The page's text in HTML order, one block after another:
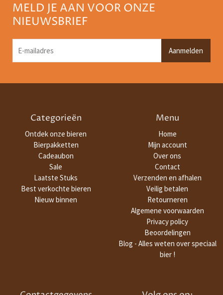
MELD JE AAN VOOR ONZE
NIEUWSBRIEF
Aanmelden
Categorieën
Ontdek onze bieren
Bierpakketten
Cadeaubon
Sale
Laatste Stuks
Best verkochte bieren
Nieuw binnen
Menu
Home
Mijn account
Over ons
Contact
Verzenden en afhalen
Veilig betalen
Retourneren
Algemene voorwaarden
Privacy policy
Beoordelingen
Blog - Alles weten over speciaal
bier !